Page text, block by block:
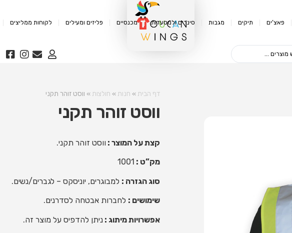
פאצ’ים תיקים מגבות סינרים ולמסעדות מכנסיים פליזים ומעילים לקוחות ממליצים
דף הבית » חנות » חולצות » ווסט זוהר תקני
ווסט זוהר תקני
קצת על המוצר : ווסט זוהר תקני.
מק”ט : 1001
סוג הגזרה : למבוגרים, יוניסקס – לגברים/נשים.
שימושים : לחברות אבטחה לסדרנים.
אפשרויות מיתוג : ניתן להדפיס על מוצר זה.